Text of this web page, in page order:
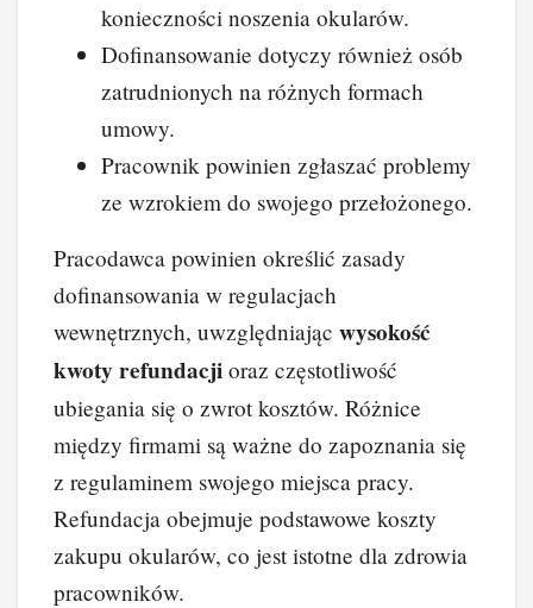
konieczności noszenia okularów.
Dofinansowanie dotyczy również osób
zatrudnionych na różnych formach
umowy.
Pracownik powinien zgłaszać problemy
ze wzrokiem do swojego przełożonego.
Pracodawca powinien określić zasady
dofinansowania w regulacjach
wewnętrznych, uwzględniając wysokość
kwoty refundacji oraz częstotliwość
ubiegania się o zwrot kosztów. Różnice
między firmami są ważne do zapoznania się
z regulaminem swojego miejsca pracy.
Refundacja obejmuje podstawowe koszty
zakupu okularów, co jest istotne dla zdrowia
pracowników.